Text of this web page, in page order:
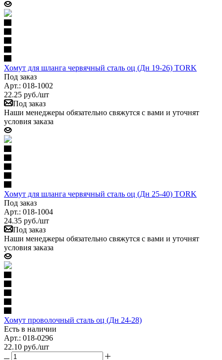
Хомут для шланга червячный сталь оц (Дн 19-26) TORK
Под заказ
Арт.: 018-1002
22.25 руб./шт
Под заказ
Наши менеджеры обязательно свяжутся с вами и уточнят
условия заказа
Хомут для шланга червячный сталь оц (Дн 25-40) TORK
Под заказ
Арт.: 018-1004
24.35 руб./шт
Под заказ
Наши менеджеры обязательно свяжутся с вами и уточнят
условия заказа
Хомут проволочный сталь оц (Дн 24-28)
Есть в наличии
Арт.: 018-0296
22.10 руб./шт